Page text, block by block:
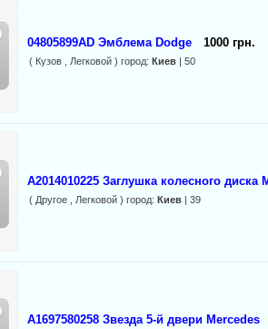
04805899AD Эмблема Dodge 1000 грн.
( Кузов , Легковой ) город: Киев| 50
A2014010225 Заглушка колесного диска
( Другое , Легковой ) город: Киев| 39
A1697580258 Звезда 5-й двери Mercedes